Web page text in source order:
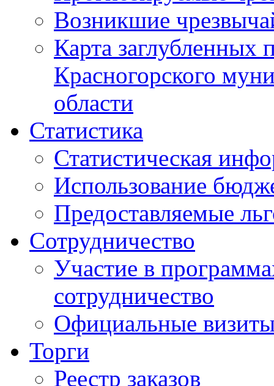
Возникшие
Карта
Красногорского
области
Статистика
Статистическая
Использование
Предоставляемые
Сотрудничество
Участие в
сотрудничество
Официальные
Торги
Реестр заказов